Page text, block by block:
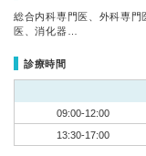
総合内科専門医、外科専門
医、消化器…
診療時間
09:00-12:00
13:30-17:00